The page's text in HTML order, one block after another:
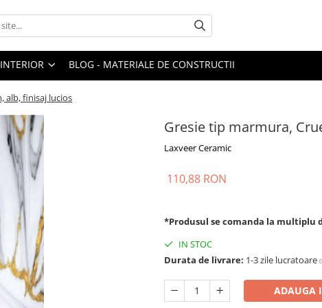
BLOG - MATERIALE DE CONSTRUCTII
alb, finisaj lucios
Gresie tip marmura,
Laxveer Ceramic
110,88 RON
*Produsul se comanda la multiplu
IN STOC
Durata de livrare: 1-3 zile
ADAUGA